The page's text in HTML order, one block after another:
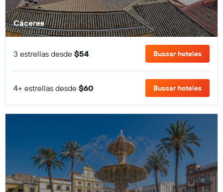
Cáceres
3 estrellas desde $54 Buscar hoteles
4+ estrellas desde $60 Buscar hoteles